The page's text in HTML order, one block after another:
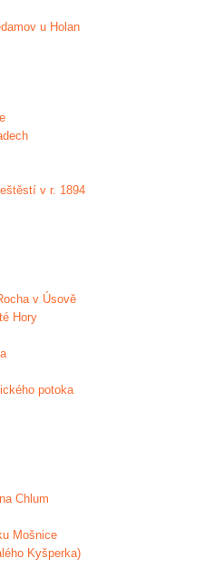
u Holan
v r. 1894
v Úsově
Hory
potoka
Chlum
Mošnice
Kyšperka)